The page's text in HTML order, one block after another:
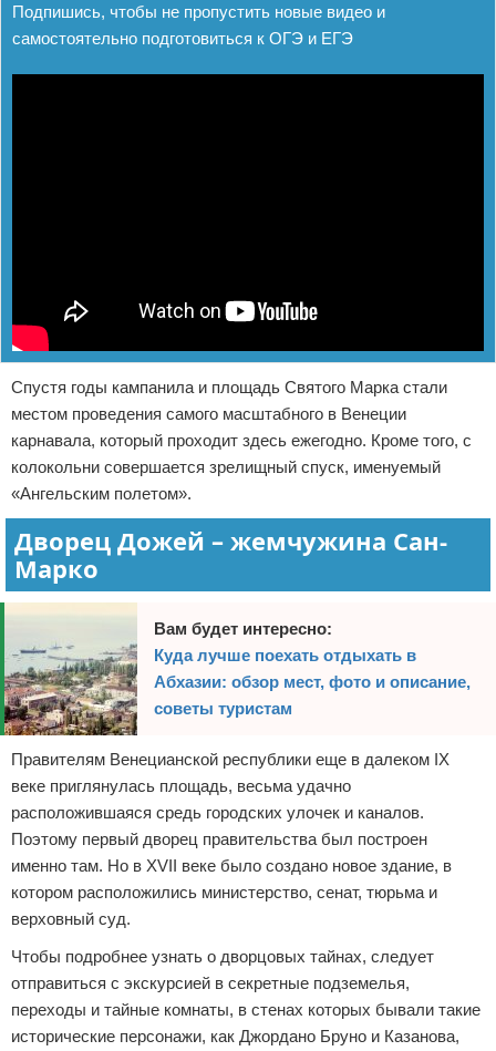
Подпишись, чтобы не пропустить новые видео и
самостоятельно подготовиться к ОГЭ и ЕГЭ
Спустя годы кампанила и площадь Святого Марка стали
местом проведения самого масштабного в Венеции
карнавала, который проходит здесь ежегодно. Кроме того, с
колокольни совершается зрелищный спуск, именуемый
«Ангельским полетом».
Дворец Дожей – жемчужина Сан-
Марко
Вам будет интересно:
Куда лучше поехать отдыхать в
Абхазии: обзор мест, фото и описание,
советы туристам
Правителям Венецианской республики еще в далеком IX
веке приглянулась площадь, весьма удачно
расположившаяся средь городских улочек и каналов.
Поэтому первый дворец правительства был построен
именно там. Но в XVII веке было создано новое здание, в
котором расположились министерство, сенат, тюрьма и
верховный суд.
Чтобы подробнее узнать о дворцовых тайнах, следует
отправиться с экскурсией в секретные подземелья,
переходы и тайные комнаты, в стенах которых бывали такие
исторические персонажи, как Джордано Бруно и Казанова,